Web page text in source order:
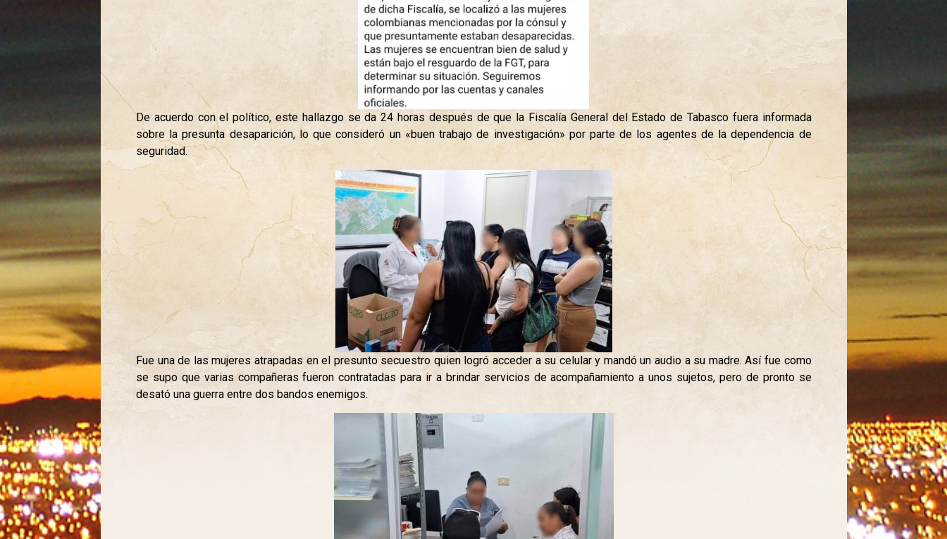
De acuerdo con el político, este hallazgo se da 24 horas después de que la Fiscalía General del Estado de Tabasco fuera informada
sobre la presunta desaparición, lo que consideró un «buen trabajo de investigación» por parte de los agentes de la dependencia de
seguridad.
Fue una de las mujeres atrapadas en el presunto secuestro quien logró acceder a su celular y mandó un audio a su madre. Así fue como
se supo que varias compañeras fueron contratadas para ir a brindar servicios de acompañamiento a unos sujetos, pero de pronto se
desató una guerra entre dos bandos enemigos.